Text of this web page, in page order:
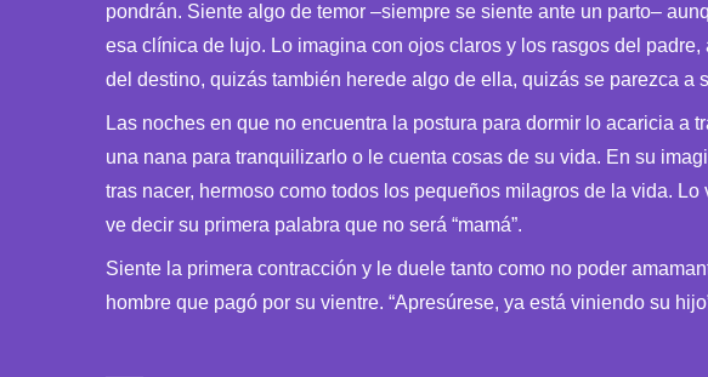
pondrán. Siente algo de temor –siempre se siente ante un parto–
esa clínica de lujo. Lo imagina con ojos claros y los rasgos del
del destino, quizás también herede algo de ella, quizás se parezca a
Las noches en que no encuentra la postura para dormir lo acaricia a
una nana para tranquilizarlo o le cuenta cosas de su vida. En su
tras nacer, hermoso como todos los pequeños milagros de la vida.
ve decir su primera palabra que no será “mamá”.
Siente la primera contracción y le duele tanto como no poder
hombre que pagó por su vientre. “Apresúrese, ya está viniendo su